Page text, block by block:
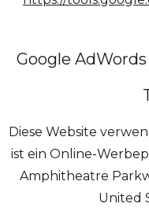
Google
Diese Website
ist ein Online-
Amphitheatre
United